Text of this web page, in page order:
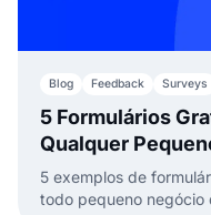
Blog Feedback Surveys
5 Formulários
Qualquer
5 exemplos de
todo pequeno negócio